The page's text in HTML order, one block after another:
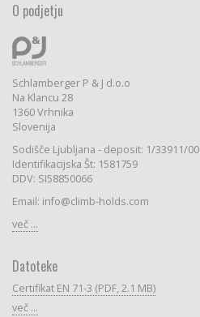
O podjetju
Schlamberger P & J d.o.o
Na Klancu 28
1360 Vrhnika
Slovenija
Sodišče Ljubljana - deposit: 1/33911/00
Identifikacijska Št: 1581759
DDV: SI58850066
Email: info@climb-holds.com
več ...
Datoteke
Certifikat EN 71-3 (PDF, 2.1 MB)
več ...